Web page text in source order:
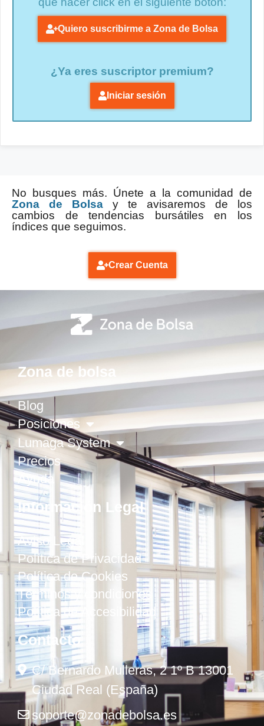
Quiero suscribirme a Zona de Bolsa
¿Ya eres suscriptor premium?
Iniciar sesión
No busques más. Únete a la comunidad de
Zona de Bolsa y te avisaremos de los
cambios de tendencias bursátiles en los
índices que seguimos.
Crear Cuenta
Zona de bolsa
Blog
Posiciones
Lumaga System
Precios
Ayuda
Información Legal
Aviso Legal
Política de Privacidad
Política de Cookies
Términos y condiciones
Política de Accesibilidad
Contacto
C/ Bernardo Mulleras, 2 1º B 13001
Ciudad Real (España)
soporte@zonadebolsa.es